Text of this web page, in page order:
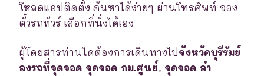
โหลดแอปติดตั้ง ค้นหาได้ง่ายๆ ผ่านโทรศัพท์ จอง
ตั๋วรถทัวร์ เลือกที่นั่งได้เอง
ผู้โดยสารท่านใดต้องการเดินทางไป จังหวัดบุรีรัมย์
ลงรถที่จุดจอด จุดจอด กม.ศูนย์, จุดจอด ลำ